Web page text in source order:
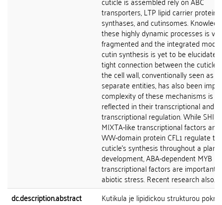
transporters, LTP lipid carrier
synthases, and cutinsomes.
these highly dynamic processes is
fragmented and the integrated
cutin synthesis is yet to be
tight connection between the cuticle
the cell wall, conventionally seen as
separate entities, has also been
complexity of these mechanisms is
reflected in their transcriptional and
transcriptional regulation. While
MIXTA-like transcriptional factors
WW-domain protein CFL1 regulate
cuticle's synthesis throughout a
development, ABA-dependent MYB
transcriptional factors are important
abiotic stress. Recent research also...
dc.description.abstract
Kutikula je lipidickou strukturou